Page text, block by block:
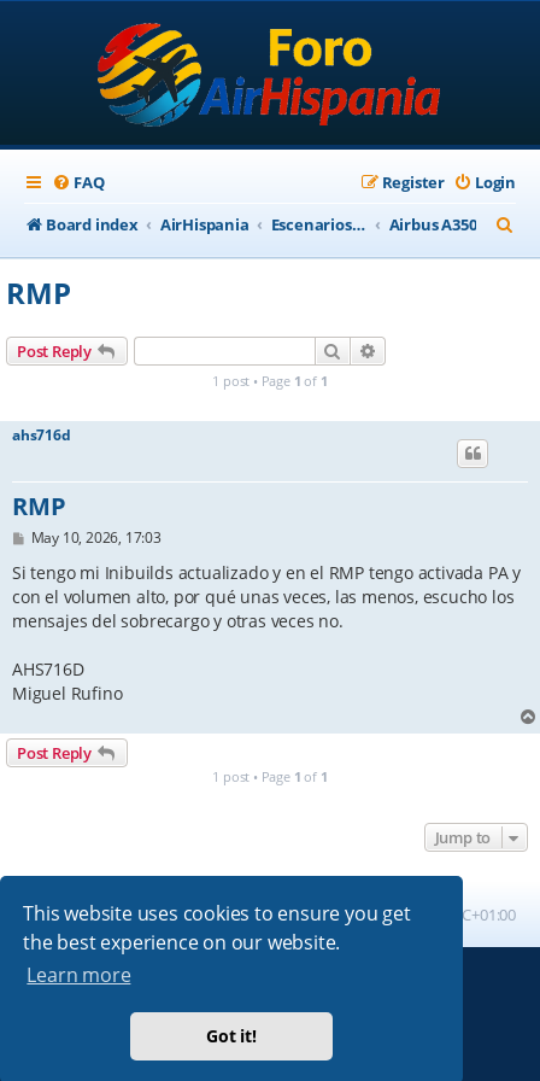
This website uses cookies to ensure you get
the best experience on our website.
Learn more
Got it!
FAQ Login
Register
Board index
AirHispania Escenarios, Aviones, Paneles Airbus A350
e
RMP
Post Reply Search
1 post • Page 1 of 1
ahs716d
RMP
P
s
May 10, 2026, 17:03
Si tengo mi Inibuilds actualizado y en el RMP tengo activada PA y
con el volumen alto, por qué unas veces, las menos, escucho los
mensajes del sobrecargo y otras veces no.
AHS716D
Miguel Rufino
Post Reply
1 post • Page 1 of 1
Jump to
Board index All times are UTC+01:00
Absolution style by
Premium phpBB Styles